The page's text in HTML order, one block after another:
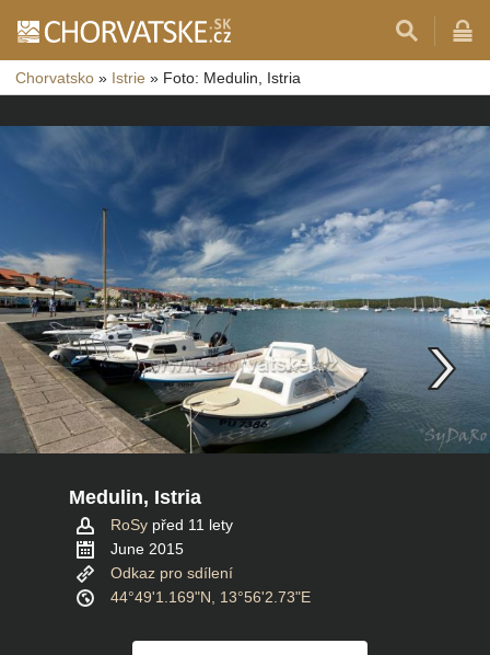
Chorvatsko » Istrie » Foto: Medulin, Istria
Medulin, Istria
RoSy před 11 lety
June 2015
Odkaz pro sdílení
44°49'1.169"N, 13°56'2.73"E